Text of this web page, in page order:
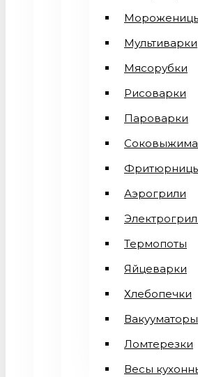
Мультиварки
Мясорубки
Рисоварки
Пароварки
Аэрогрили
Термопоты
Яйцеварки
Хлебопечки
Вакууматоры
Ломтерезки
Весы